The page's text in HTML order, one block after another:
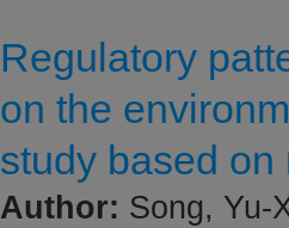
Regulatory
on the
study based
Author: Song, Yu-